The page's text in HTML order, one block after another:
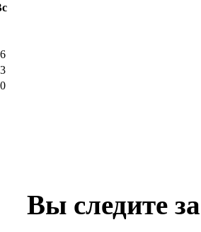
Вы следите